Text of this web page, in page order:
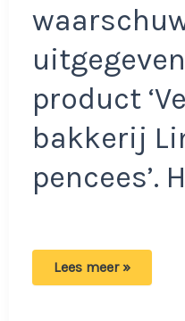
product
bakkerij
pencees’.
Supermarkten
Lees meer »